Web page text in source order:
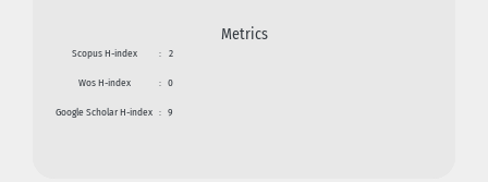
Metrics
Scopus H-index : 2
Wos H-index : 0
Google Scholar H-index : 9